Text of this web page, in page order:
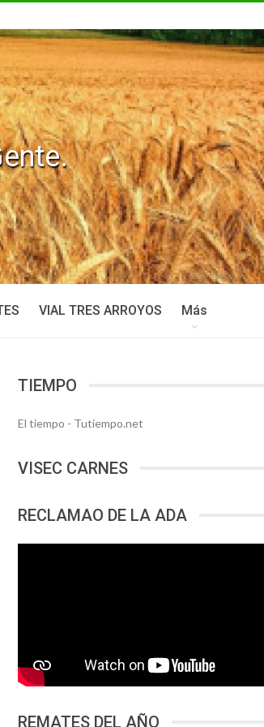
VIAL TRES ARROYOS Más
TIEMPO
El tiempo - Tutiempo.net
VISEC CARNES
RECLAMAO DE LA ADA
REMATES DEL AÑO